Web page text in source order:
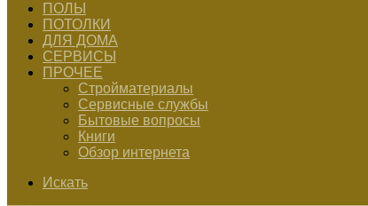
ПОЛЫ
ПОТОЛКИ
ДЛЯ ДОМА
СЕРВИСЫ
ПРОЧЕЕ
Стройматериалы
Сервисные службы
Бытовые вопросы
Книги
Обзор интернета
Искать